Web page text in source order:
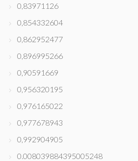
0,83971126
0,854332604
0,862952477
0,896995266
0,90591669
0,956320195
0,976165022
0,977678943
0,992904905
0.008039884395005248